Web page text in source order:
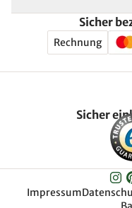
Sicher
Rechnung
Sicher
Impressum